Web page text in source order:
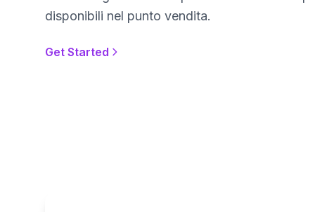
disponibili nel punto vendita.
Get Started